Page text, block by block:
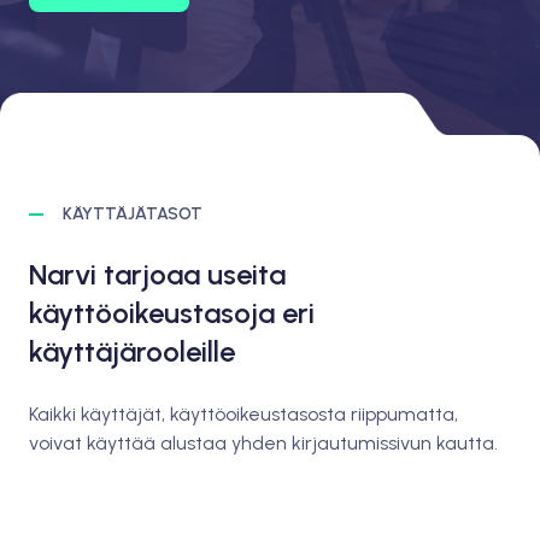
KÄYTTÄJÄTASOT
Narvi tarjoaa useita
käyttöoikeustasoja eri
käyttäjärooleille
Kaikki käyttäjät, käyttöoikeustasosta riippumatta,
voivat käyttää alustaa yhden kirjautumissivun kautta.